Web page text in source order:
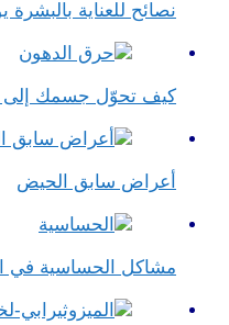
نصائح للعناية بالبشرة
كيف تحوّل جسمك إلى
أعراض سابق الحيض
مشاكل الحساسية في